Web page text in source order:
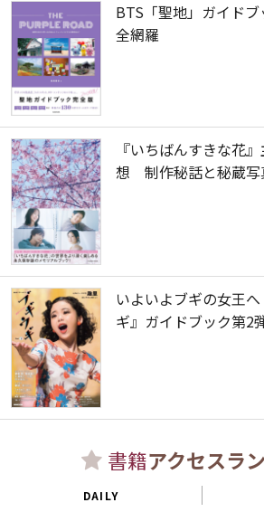
BTS「聖地」ガイド
全網羅
『いちばんすきな花
想 制作秘話と秘蔵写
いよいよブギの女王
ギ』ガイドブック第2
書籍アクセスラ
DAILY